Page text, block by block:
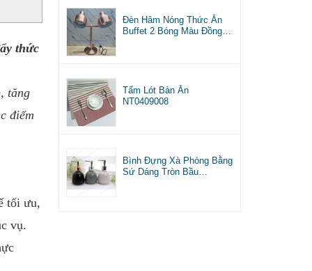
thức
tăng
điểm
tối ưu,
vụ.
Đèn Hâm Nóng Thức Ăn
Buffet 2 Bóng Màu Đồng
Tấm Lót Bàn Ăn
NT0409008
Bình Đựng Xà Phòng Bằng
Sứ Dáng Tròn Bầu